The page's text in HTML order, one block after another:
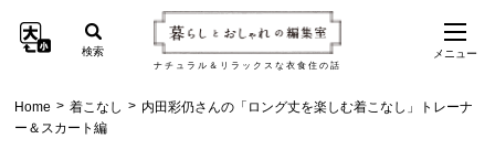
ナチュラル＆リラックスな衣食住の話
検索 メニュー
Home > 着こなし > 内田彩仍さんの「ロング丈を楽しむ着こなし」トレーナ
ー＆スカート編